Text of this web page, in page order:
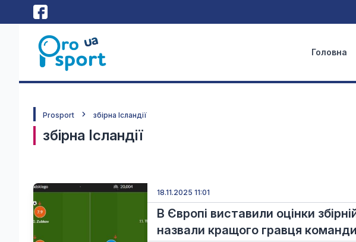
Головна
Prosport збірна Ісландії
збірна Ісландії
18.11.2025 11:01
В Європі виставили оцінки
назвали кращого гравця команди